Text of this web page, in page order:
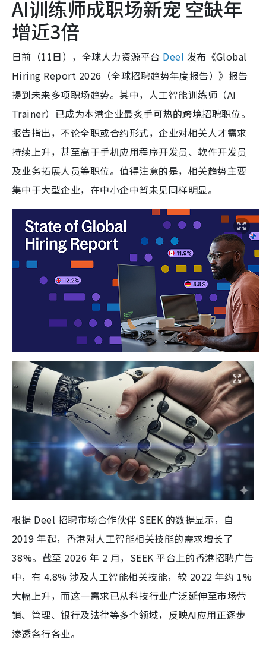
AI训练师成职场新宠 空缺年
增近3倍
日前（11日），全球人力资源平台 Deel 发布《Global
Hiring Report 2026（全球招聘趋势年度报告）》报告
提到未来多项职场趋势。其中，人工智能训练师（AI
Trainer）已成为本港企业最炙手可热的跨境招聘职位。
报告指出，不论全职或合约形式，企业对相关人才需求
持续上升，甚至高于手机应用程序开发员、软件开发员
及业务拓展人员等职位。值得注意的是，相关趋势主要
集中于大型企业，在中小企中暂未见同样明显。
根据 Deel 招聘市场合作伙伴 SEEK 的数据显示，自
2019 年起，香港对人工智能相关技能的需求增长了
38%。截至 2026 年 2 月，SEEK 平台上的香港招聘广告
中，有 4.8% 涉及人工智能相关技能，较 2022 年约 1%
大幅上升，而这一需求已从科技行业广泛延伸至市场营
销、管理、银行及法律等多个领域，反映AI应用正逐步
渗透各行各业。